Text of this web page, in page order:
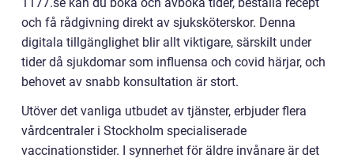
och få rådgivning direkt av sjuksköterskor. Denna
digitala tillgänglighet blir allt viktigare, särskilt under
tider då sjukdomar som influensa och covid härjar, och
behovet av snabb konsultation är stort.
Utöver det vanliga utbudet av tjänster, erbjuder flera
vårdcentraler i Stockholm specialiserade
vaccinationstider. I synnerhet för äldre invånare är det